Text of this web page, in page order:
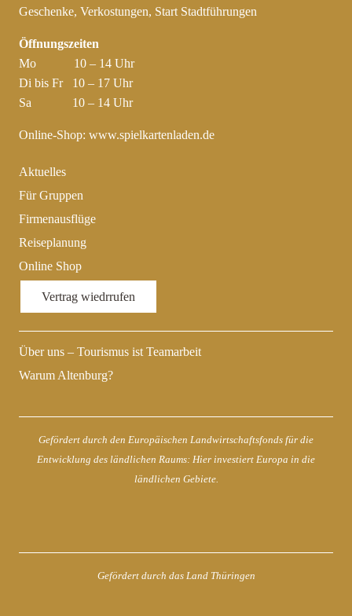
Geschenke, Verkostungen, Start Stadtführungen
Öffnungszeiten
Mo 10 – 14 Uhr
Di bis Fr 10 – 17 Uhr
Sa 10 – 14 Uhr
Online-Shop: www.spielkartenladen.de
Aktuelles
Für Gruppen
Firmenausflüge
Reiseplanung
Online Shop
Vertrag wiedrrufen
Über uns – Tourismus ist Teamarbeit
Warum Altenburg?
Gefördert durch den Europäischen Landwirtschaftsfonds für die
Entwicklung des ländlichen Raums: Hier investiert Europa in die
ländlichen Gebiete.
Gefördert durch das Land Thüringen